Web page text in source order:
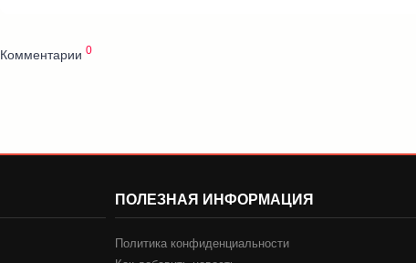
Комментарии 0
ПОЛЕЗНАЯ ИНФОРМАЦИЯ
Политика конфиденциальности